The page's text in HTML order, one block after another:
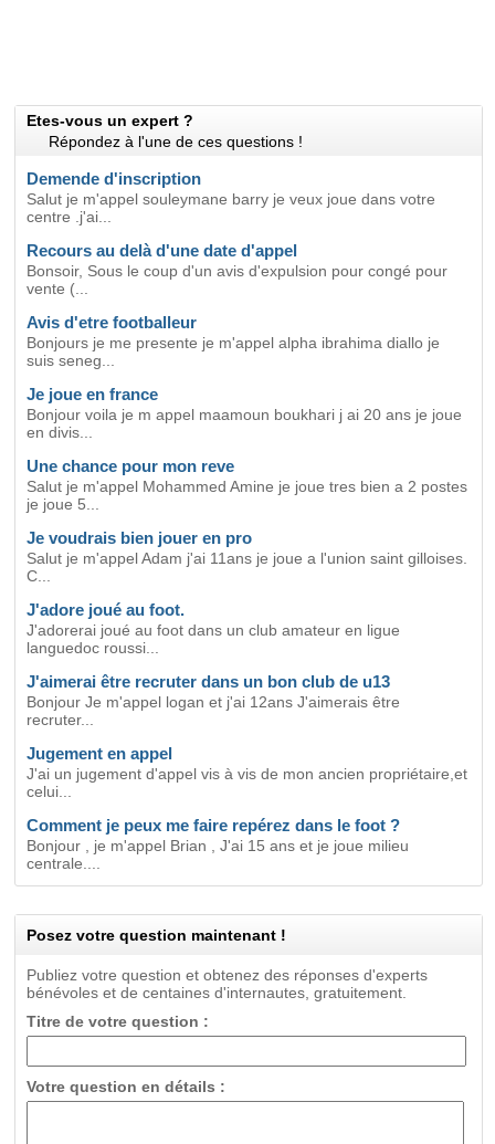
Etes-vous un expert ?
Répondez à l'une de ces questions !
Demende d'inscription
Salut je m'appel souleymane barry je veux joue dans votre
centre .j'ai...
Recours au delà d'une date d'appel
Bonsoir, Sous le coup d'un avis d'expulsion pour congé pour
vente (...
Avis d'etre footballeur
Bonjours je me presente je m'appel alpha ibrahima diallo je
suis seneg...
Je joue en france
Bonjour voila je m appel maamoun boukhari j ai 20 ans je joue
en divis...
Une chance pour mon reve
Salut je m'appel Mohammed Amine je joue tres bien a 2 postes
je joue 5...
Je voudrais bien jouer en pro
Salut je m'appel Adam j'ai 11ans je joue a l'union saint gilloises.
C...
J'adore joué au foot.
J'adorerai joué au foot dans un club amateur en ligue
languedoc roussi...
J'aimerai être recruter dans un bon club de u13
Bonjour Je m'appel logan et j'ai 12ans J'aimerais être
recruter...
Jugement en appel
J'ai un jugement d'appel vis à vis de mon ancien propriétaire,et
celui...
Comment je peux me faire repérez dans le foot ?
Bonjour , je m'appel Brian , J'ai 15 ans et je joue milieu
centrale....
Posez votre question maintenant !
Publiez votre question et obtenez des réponses d'experts
bénévoles et de centaines d'internautes, gratuitement.
Titre de votre question :
Votre question en détails :